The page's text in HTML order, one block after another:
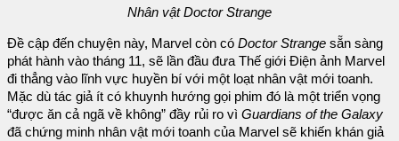
Nhân vật Doctor Strange
Đề cập đến chuyện này, Marvel còn có Doctor Strange sẵn sàng
phát hành vào tháng 11, sẽ lần đầu đưa Thế giới Điện ảnh Marvel
đi thẳng vào lĩnh vực huyền bí với một loạt nhân vật mới toanh.
Mặc dù tác giả ít có khuynh hướng gọi phim đó là một triển vọng
“được ăn cả ngã về không” đầy rủi ro vì Guardians of the Galaxy
đã chứng minh nhân vật mới toanh của Marvel sẽ khiến khán giả